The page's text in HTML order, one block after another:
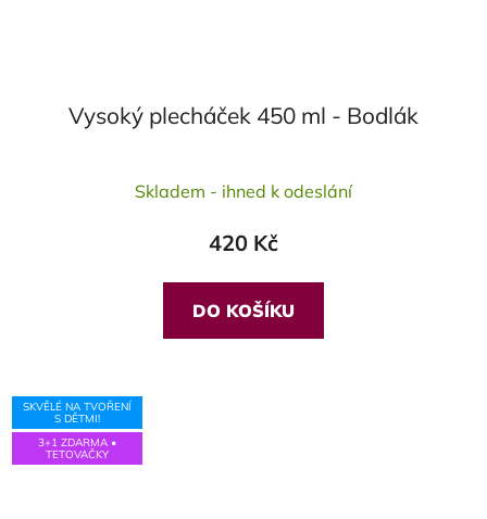
Vysoký plecháček 450 ml - Bodlák
hodnocení
je
5,0
z
5
Skladem - ihned k odeslání
420 Kč
DO KOŠÍKU
SKVĚLÉ NA TVOŘENÍ
S DĚTMI!
3+1 ZDARMA •
TETOVAČKY